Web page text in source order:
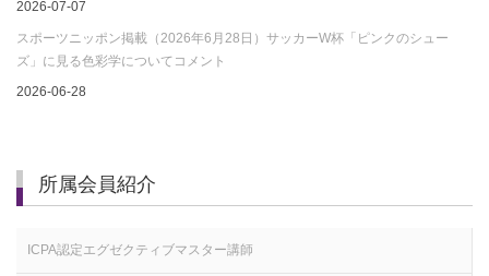
2026-07-07
スポーツニッポン掲載（2026年6月28日）サッカーW杯「ピンクのシュー
ズ」に見る色彩学についてコメント
2026-06-28
所属会員紹介
ICPA認定エグゼクティブマスター講師